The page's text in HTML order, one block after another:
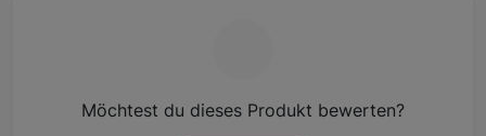
Möchtest du dieses Produkt bewerten?